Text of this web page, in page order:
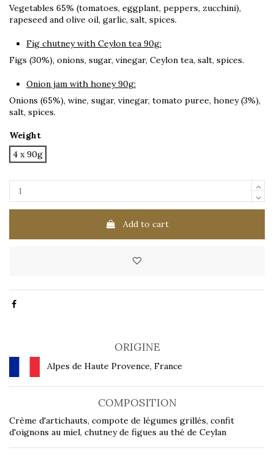
Vegetables 65% (tomatoes, eggplant, peppers, zucchini),
rapeseed and olive oil, garlic, salt, spices.
Fig chutney with Ceylon tea 90g:
Figs (30%), onions, sugar, vinegar, Ceylon tea, salt, spices.
Onion jam with honey 90g:
Onions (65%), wine, sugar, vinegar, tomato puree, honey (3%),
salt, spices.
Weight
4 x 90g
Add to cart
ORIGINE
Alpes de Haute Provence, France
COMPOSITION
Crème d'artichauts, compote de légumes grillés, confit
d'oignons au miel, chutney de figues au thé de Ceylan